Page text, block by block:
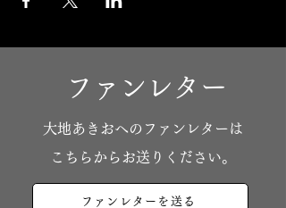
ファンレター
​大地あきおへのファンレターは
こちらからお送りください。
ファンレターを送る